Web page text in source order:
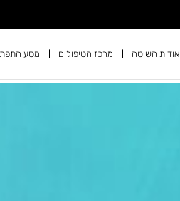
אודות השיטה מרכז הטיפולים מסע